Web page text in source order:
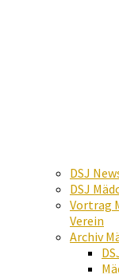
DSJ
DSJ
Vortrag
Verein
Archiv